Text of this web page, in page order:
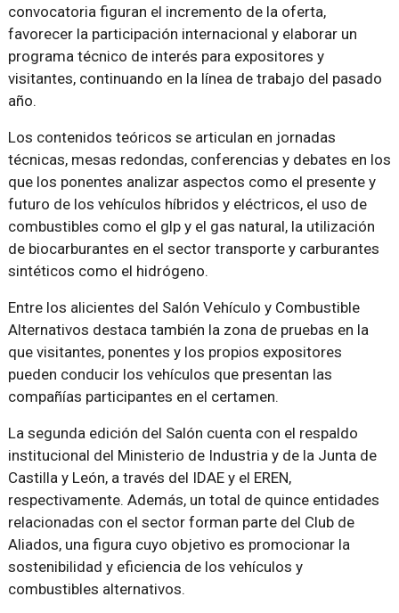
convocatoria figuran el incremento de la oferta,
favorecer la participación internacional y elaborar un
programa técnico de interés para expositores y
visitantes, continuando en la línea de trabajo del pasado
año.
Los contenidos teóricos se articulan en jornadas
técnicas, mesas redondas, conferencias y debates en los
que los ponentes analizar aspectos como el presente y
futuro de los vehículos híbridos y eléctricos, el uso de
combustibles como el glp y el gas natural, la utilización
de biocarburantes en el sector transporte y carburantes
sintéticos como el hidrógeno.
Entre los alicientes del Salón Vehículo y Combustible
Alternativos destaca también la zona de pruebas en la
que visitantes, ponentes y los propios expositores
pueden conducir los vehículos que presentan las
compañías participantes en el certamen.
La segunda edición del Salón cuenta con el respaldo
institucional del Ministerio de Industria y de la Junta de
Castilla y León, a través del IDAE y el EREN,
respectivamente. Además, un total de quince entidades
relacionadas con el sector forman parte del Club de
Aliados, una figura cuyo objetivo es promocionar la
sostenibilidad y eficiencia de los vehículos y
combustibles alternativos.